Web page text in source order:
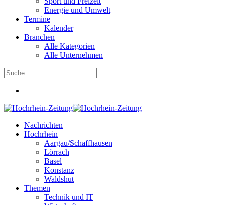
Energie und Umwelt
Termine
Kalender
Branchen
Alle Kategorien
Alle Unternehmen
Nachrichten
Hochrhein
Aargau/Schaffhausen
Lörrach
Basel
Konstanz
Waldshut
Themen
Technik und IT